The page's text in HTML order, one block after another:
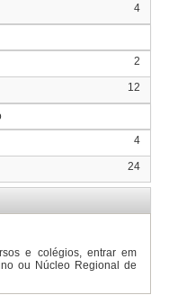
4
2
12
4
24
e colégios, entrar em
ou Núcleo Regional de